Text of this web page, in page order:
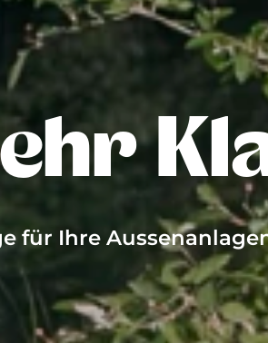
für Ihre